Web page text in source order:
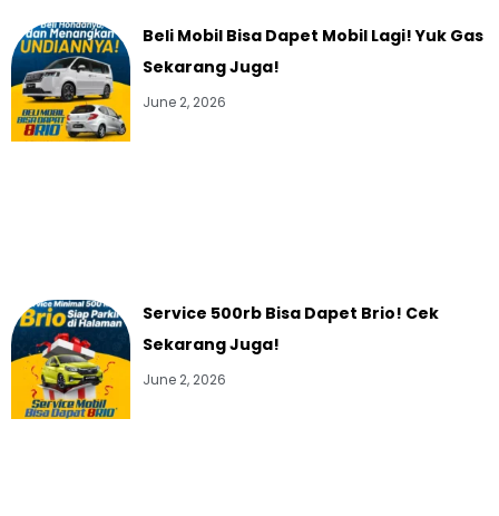
Beli Mobil Bisa Dapet Mobil Lagi! Yuk Gas
Sekarang Juga!
June 2, 2026
Service 500rb Bisa Dapet Brio! Cek
Sekarang Juga!
June 2, 2026